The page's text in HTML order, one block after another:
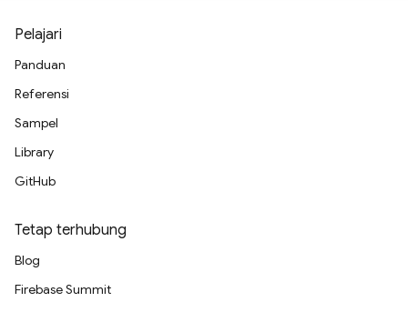
Pelajari
Panduan
Referensi
Sampel
Library
GitHub
Tetap terhubung
Blog
Firebase Summit